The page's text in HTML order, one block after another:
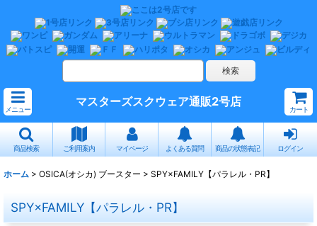
メニュー
マスターズスクウェア通販2号店
カート
商品検索 ご利用案内 マイページ よくある質問 商品の状態表記 ログイン
ホーム > OSICA(オシカ) ブースター > SPY×FAMILY【パラレル・PR】
SPY×FAMILY【パラレル・PR】